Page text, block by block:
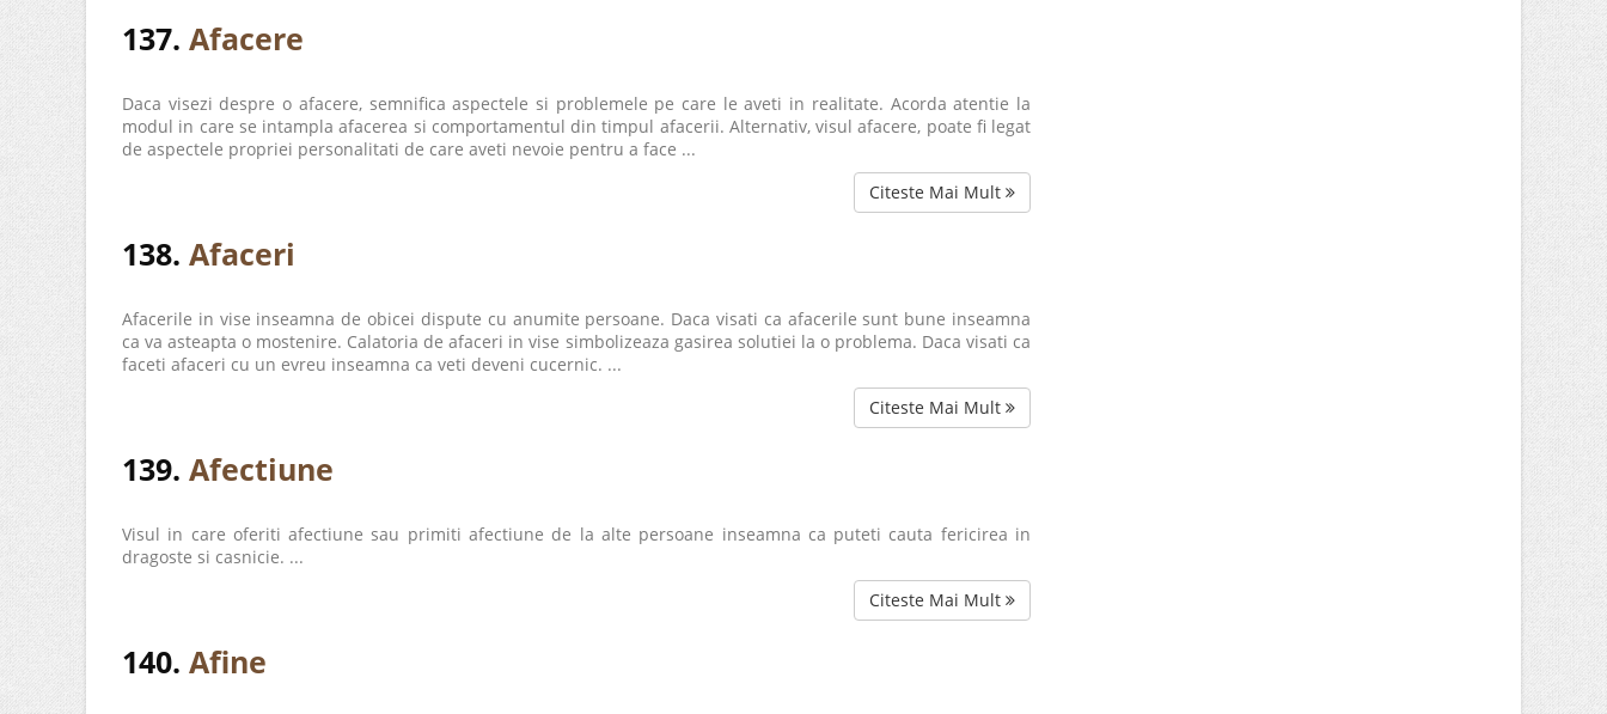
137. Afacere
Daca visezi despre o afacere, semnifica aspectele si problemele pe care le aveti in realitate. Acorda atentie la
modul in care se intampla afacerea si comportamentul din timpul afacerii. Alternativ, visul afacere, poate fi legat
de aspectele propriei personalitati de care aveti nevoie pentru a face ...
Citeste Mai Mult
138. Afaceri
Afacerile in vise inseamna de obicei dispute cu anumite persoane. Daca visati ca afacerile sunt bune inseamna
ca va asteapta o mostenire. Calatoria de afaceri in vise simbolizeaza gasirea solutiei la o problema. Daca visati ca
faceti afaceri cu un evreu inseamna ca veti deveni cucernic. ...
Citeste Mai Mult
139. Afectiune
Visul in care oferiti afectiune sau primiti afectiune de la alte persoane inseamna ca puteti cauta fericirea in
dragoste si casnicie. ...
Citeste Mai Mult
140. Afine